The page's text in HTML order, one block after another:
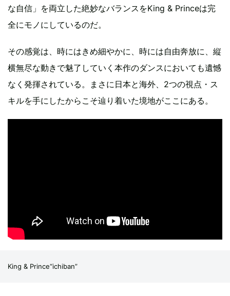
な自信」を両立した絶妙なバランスをKing & Princeは完
全にモノにしているのだ。
その感覚は、時にはきめ細やかに、時には自由奔放に、縦
横無尽な動きで魅了していく本作のダンスにおいても遺憾
なく発揮されている。まさに日本と海外、2つの視点・ス
キルを手にしたからこそ辿り着いた境地がここにある。
King & Prince“ichiban”